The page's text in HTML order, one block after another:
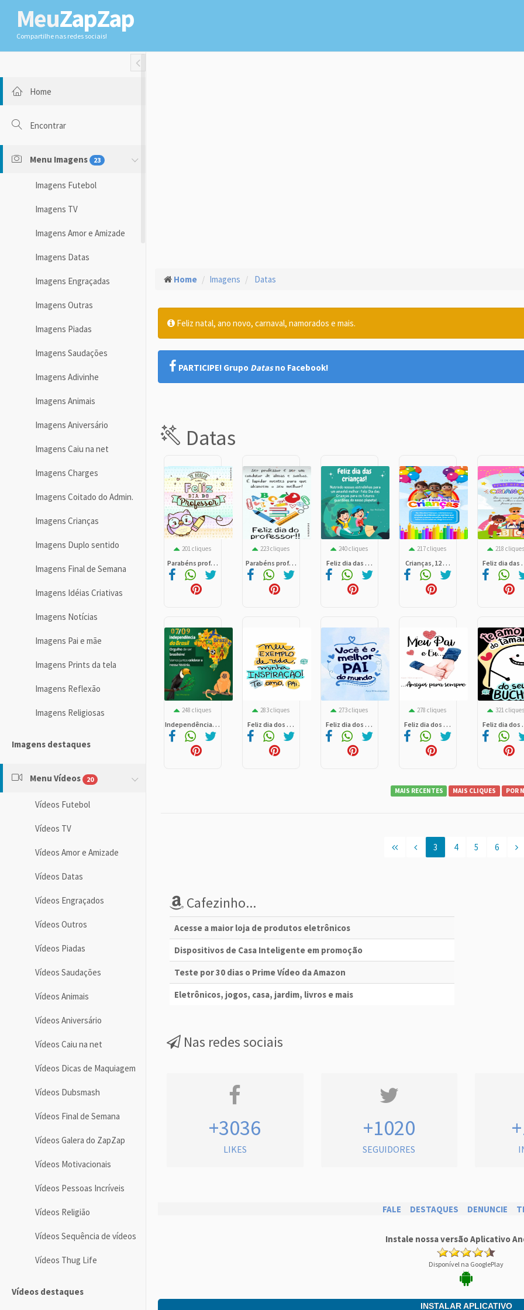
MeuZapZap
Compartilhe nas redes sociais!
Toggle Fullwidth
Home
Encontrar
Menu Imagens 23
Imagens Futebol
Imagens TV
Imagens Amor e Amizade
Imagens Datas
Imagens Engraçadas
Imagens Outras
Imagens Piadas
Imagens Saudações
Imagens Adivinhe
Imagens Animais
Imagens Aniversário
Imagens Caiu na net
Imagens Charges
Imagens Coitado do Admin.
Imagens Crianças
Imagens Duplo sentido
Imagens Final de Semana
Imagens Idéias Criativas
Imagens Notícias
Imagens Pai e mãe
Imagens Prints da tela
Imagens Reflexão
Imagens Religiosas
Imagens destaques
Menu Vídeos 20
Vídeos Futebol
Vídeos TV
Vídeos Amor e Amizade
Vídeos Datas
Vídeos Engraçados
Vídeos Outros
Vídeos Piadas
Vídeos Saudações
Vídeos Animais
Vídeos Aniversário
Vídeos Caiu na net
Vídeos Dicas de Maquiagem
Vídeos Dubsmash
Vídeos Final de Semana
Vídeos Galera do ZapZap
Vídeos Motivacionais
Vídeos Pessoas Incríveis
Vídeos Religião
Vídeos Sequência de vídeos
Vídeos Thug Life
Vídeos destaques
Home Imagens Datas
Feliz natal, ano novo, carnaval, namorados e mais.
PARTICIPE! Grupo Datasno Facebook!
Datas
201 cliques
Parabéns prof. . .
223 cliques
Parabéns prof. . .
240 cliques
Feliz dia das . . .
217 cliques
Crianças, 12 . . .
218 cliques
Feliz dia das .
248 cliques
Independência. . .
283 cliques
Feliz dia dos . . .
273 cliques
Feliz dia dos . . .
278 cliques
Feliz dia dos . . .
321 cliques
Feliz dia dos .
MAIS RECENTES MAIS CLIQUES POR
3 4 5 6
Cafezinho...
Acesse a maior loja de produtos eletrônicos
Dispositivos de Casa Inteligente em promoção
Teste por 30 dias o Prime Vídeo da Amazon
Eletrônicos, jogos, casa, jardim, livros e mais
Nas redes sociais
+3036
LIKES
+1020
SEGUIDORES
FALE DESTAQUES DENUNCIE
Instale nossa versão Aplicativo
Disponível na GooglePlay
INSTALAR APLICATIVO